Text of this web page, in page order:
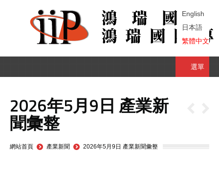
English
日本語
繁體中文
選單
2026年5月9日 產業新
聞彙整
You are here:
網站首頁 產業新聞 2026年5月9日 產業新聞彙整